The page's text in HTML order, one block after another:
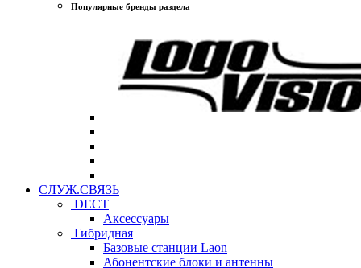
Популярные бренды раздела
СЛУЖ.СВЯЗЬ
DECT
Аксессуары
Гибридная
Базовые станции Laon
Абонентские блоки и антенны